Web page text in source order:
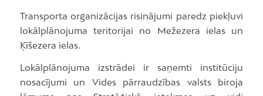
Transporta organizācijas risinājumi paredz piekļuvi
lokālplānojuma teritorijai no Mežezera ielas un
Ķīšezera ielas.
Lokālplānojuma izstrādei ir saņemti institūciju
nosacījumi un Vides pārraudzības valsts biroja